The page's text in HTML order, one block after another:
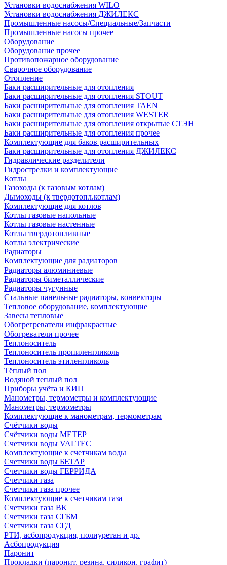
Установки водоснабжения WILO
Установки водоснабжения ДЖИЛЕКС
Промышленные насосы/Специальные/Запчасти
Промышленные насосы прочее
Оборудование
Оборудование прочее
Противопожарное оборудование
Сварочное оборудование
Отопление
Баки расширительные для отопления
Баки расширительные для отопления STOUT
Баки расширительные для отопления TAEN
Баки расширительные для отопления WESTER
Баки расширительные для отопления открытые СТЭН
Баки расширительные для отопления прочее
Комплектующие для баков расширительных
Баки расширительные для отопления ДЖИЛЕКС
Гидравлические разделители
Гидрострелки и комплектующие
Котлы
Газоходы (к газовым котлам)
Дымоходы (к твердотопл.котлам)
Комплектующие для котлов
Котлы газовые напольные
Котлы газовые настенные
Котлы твердотопливные
Котлы электрические
Радиаторы
Комплектующие для радиаторов
Радиаторы алюминиевые
Радиаторы биметаллические
Радиаторы чугунные
Стальные панельные радиаторы, конвекторы
Тепловое оборудование, комплектующие
Завесы тепловые
Обогрегреватели инфракрасные
Обогреватели прочее
Теплоноситель
Теплоноситель пропиленгликоль
Теплоноситель этиленгликоль
Тёплый пол
Водяной теплый пол
Приборы учёта и КИП
Манометры, термометры и комплектующие
Манометры, термометры
Комплектующие к манометрам, термометрам
Счётчики воды
Счётчики воды МЕТЕР
Счетчики воды VALTEC
Комплектующие к счетчикам воды
Счетчики воды БЕТАР
Счетчики воды ГЕРРИДА
Счетчики газа
Счетчики газа прочее
Комплектующие к счетчикам газа
Счетчики газа ВК
Счетчики газа СГБМ
Счетчики газа СГД
РТИ, асбопродукция, полиуретан и др.
Асбопродукция
Паронит
Прокладки (паронит, резина, силикон, графит)